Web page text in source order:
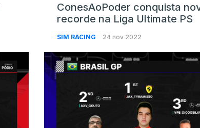
ConesAoPoder conquista
recorde na Liga Ultimate PS
SIM RACING 24 nov 2022